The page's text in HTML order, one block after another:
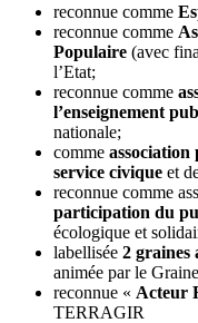
reconnue comme
reconnue comme
Populaire (avec
l’Etat;
reconnue comme
l’enseignement
nationale;
comme association
service civique et
reconnue comme
participation du
écologique et
labellisée 2 graines
animée par le
reconnue « Acteur
TERRAGIR